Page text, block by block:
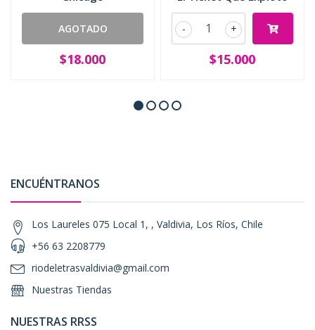
AGOTADO
$18.000
+
-
$15.000
ENCUÉNTRANOS
Los Laureles 075 Local 1, , Valdivia, Los Ríos, Chile
+56 63 2208779
riodeletrasvaldivia@gmail.com
Nuestras Tiendas
NUESTRAS RRSS